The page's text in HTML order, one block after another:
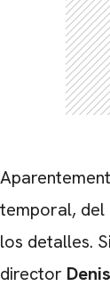
temporal, del
los detalles.
director